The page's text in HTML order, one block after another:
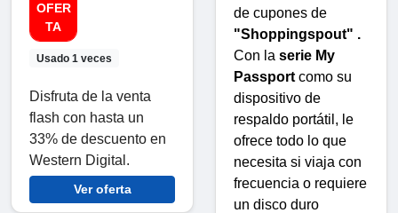
OFER
TA
Usado 1 veces
Disfruta de la venta
flash con hasta un
33% de descuento en
Western Digital.
Ver oferta
de cupones de
"Shoppingspout" .
Con la serie My
Passport como su
dispositivo de
respaldo portátil, le
ofrece todo lo que
necesita si viaja con
frecuencia o requiere
un disco duro